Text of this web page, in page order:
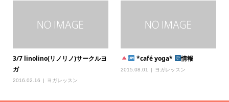
3/7 linolino(リノリノ)サークルヨ
ガ
2016.02.16 ヨガレッスン
*café yoga* 情報
2015.08.01 ヨガレッスン